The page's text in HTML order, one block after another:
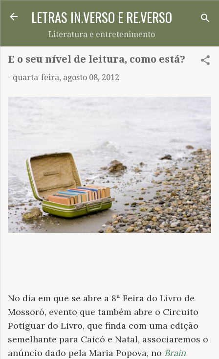
Pular para o conteúdo principal
LETRAS IN.VERSO E RE.VERSO
Literatura e entretenimento
E o seu nível de leitura, como está?
- quarta-feira, agosto 08, 2012
No dia em que se abre a 8ª Feira do Livro de
Mossoró, evento que também abre o Circuito
Potiguar do Livro, que finda com uma edição
semelhante para Caicó e Natal, associaremos o
anúncio dado pela Maria Popova, no Brain